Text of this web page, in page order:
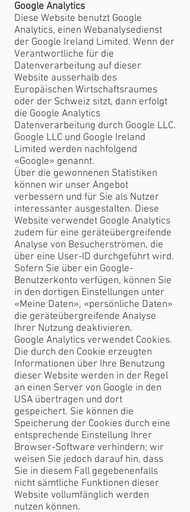
Google Analytics
Diese Website benutzt Google
Analytics, einen Webanalysedienst
der Google Ireland Limited. Wenn der
Verantwortliche für die
Datenverarbeitung auf dieser
Website ausserhalb des
Europäischen Wirtschaftsraumes
oder der Schweiz sitzt, dann erfolgt
die Google Analytics
Datenverarbeitung durch Google LLC.
Google LLC und Google Ireland
Limited werden nachfolgend
«Google» genannt.
Über die gewonnenen Statistiken
können wir unser Angebot
verbessern und für Sie als Nutzer
interessanter ausgestalten. Diese
Website verwendet Google Analytics
zudem für eine geräteübergreifende
Analyse von Besucherströmen, die
über eine User-ID durchgeführt wird.
Sofern Sie über ein Google-
Benutzerkonto verfügen, können Sie
in den dortigen Einstellungen unter
«Meine Daten», «persönliche Daten»
die geräteübergreifende Analyse
Ihrer Nutzung deaktivieren.
Google Analytics verwendet Cookies.
Die durch den Cookie erzeugten
Informationen über Ihre Benutzung
dieser Website werden in der Regel
an einen Server von Google in den
USA übertragen und dort
gespeichert. Sie können die
Speicherung der Cookies durch eine
entsprechende Einstellung Ihrer
Browser-Software verhindern; wir
weisen Sie jedoch darauf hin, dass
Sie in diesem Fall gegebenenfalls
nicht sämtliche Funktionen dieser
Website vollumfänglich werden
nutzen können.